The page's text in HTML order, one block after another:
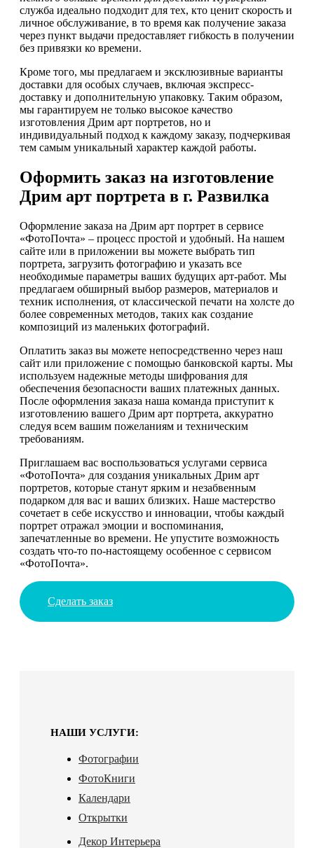
служба идеально подходит для тех, кто ценит скорость и
личное обслуживание, в то время как получение заказа
через пункт выдачи предоставляет гибкость в получении
без привязки ко времени.
Кроме того, мы предлагаем и эксклюзивные варианты
доставки для особых случаев, включая экспресс-
доставку и дополнительную упаковку. Таким образом,
мы гарантируем не только высокое качество
изготовления Дрим арт портретов, но и
индивидуальный подход к каждому заказу, подчеркивая
тем самым уникальный характер каждой работы.
Оформить заказ на изготовление
Дрим арт портрета в г. Развилка
Оформление заказа на Дрим арт портрет в сервисе
«ФотоПочта» – процесс простой и удобный. На нашем
сайте или в приложении вы можете выбрать тип
портрета, загрузить фотографию и указать все
необходимые параметры ваших будущих арт-работ. Мы
предлагаем обширный выбор размеров, материалов и
техник исполнения, от классической печати на холсте до
более современных методов, таких как создание
композиций из маленьких фотографий.
Оплатить заказ вы можете непосредственно через наш
сайт или приложение с помощью банковской карты. Мы
используем надежные методы шифрования для
обеспечения безопасности ваших платежных данных.
После оформления заказа наша команда приступит к
изготовлению вашего Дрим арт портрета, аккуратно
следуя всем вашим пожеланиям и техническим
требованиям.
Приглашаем вас воспользоваться услугами сервиса
«ФотоПочта» для создания уникальных Дрим арт
портретов, которые станут ярким и незабвенным
подарком для вас и ваших близких. Наше мастерство
сочетает в себе искусство и инновации, чтобы каждый
портрет отражал эмоции и воспоминания,
запечатленные во времени. Не упустите возможность
создать что-то по-настоящему особенное с сервисом
«ФотоПочта».
Сделать заказ
НАШИ УСЛУГИ:
Фотографии
ФотоКниги
Календари
Открытки
Декор Интерьера